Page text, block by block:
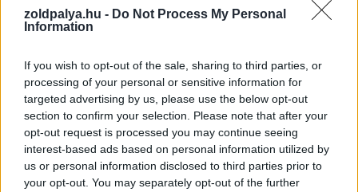
zoldpalya.hu - Do Not Process My Personal
Information
If you wish to opt-out of the sale, sharing to third parties, or
processing of your personal or sensitive information for
targeted advertising by us, please use the below opt-out
section to confirm your selection. Please note that after your
opt-out request is processed you may continue seeing
interest-based ads based on personal information utilized by
us or personal information disclosed to third parties prior to
your opt-out. You may separately opt-out of the further
betartva először egy félautomata kézifegyverrel, majd
egy kisebb kaliberű vadászfegyverrel is rálő a
próbálná ki annak rozsdamentes acélból készült
felületén.